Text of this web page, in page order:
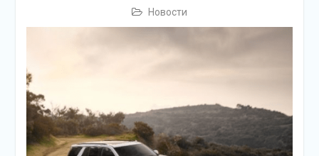
Новости